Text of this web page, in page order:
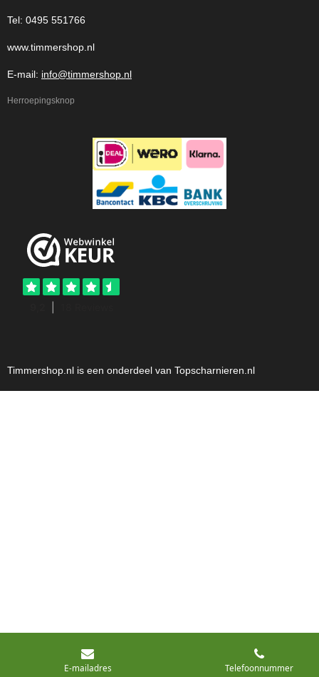
Tel: 0495 551766
www.timmershop.nl
E-mail: info@timmershop.nl
Herroepingsknop
Timmershop.nl is een onderdeel van Topscharnieren.nl
E-mailadres Telefoonnummer